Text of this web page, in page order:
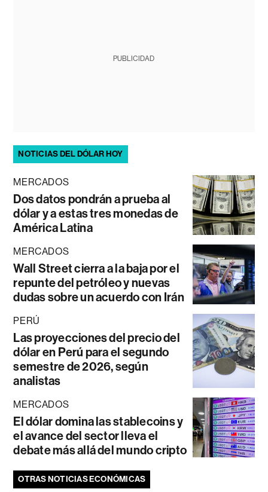
PUBLICIDAD
NOTICIAS DEL DÓLAR HOY
MERCADOS
Dos datos pondrán a prueba al
dólar y a estas tres monedas de
América Latina
MERCADOS
Wall Street cierra a la baja por el
repunte del petróleo y nuevas
dudas sobre un acuerdo con Irán
PERÚ
Las proyecciones del precio del
dólar en Perú para el segundo
semestre de 2026, según
analistas
MERCADOS
El dólar domina las stablecoins y
el avance del sector lleva el
debate más allá del mundo cripto
OTRAS NOTICIAS ECONÓMICAS